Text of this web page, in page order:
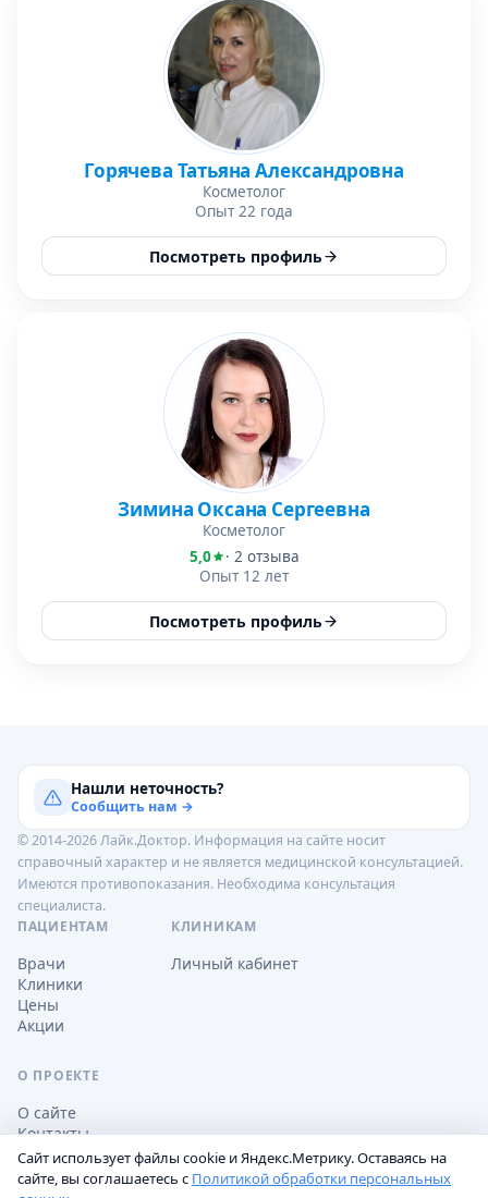
Горячева Татьяна Александровна
Косметолог
Опыт 22 года
Посмотреть профиль
Зимина Оксана Сергеевна
Косметолог
5,0
· 2 отзыва
Опыт 12 лет
Посмотреть профиль
Нашли неточность?
Сообщить нам →
© 2014-2026 Лайк.Доктор. Информация на сайте носит
справочный характер и не является медицинской консультацией.
Имеются противопоказания. Необходима консультация
специалиста.
ПАЦИЕНТАМ
Врачи
Клиники
Цены
Акции
КЛИНИКАМ
Личный кабинет
О ПРОЕКТЕ
О сайте
Контакты
Сайт использует файлы cookie и Яндекс.Метрику. Оставаясь на
сайте, вы соглашаетесь с Политикой обработки персональных